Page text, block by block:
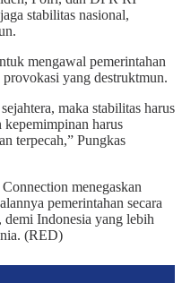
stabilitas nasional,
mengawal pemerintahan
yang destruktmun.
maka stabilitas harus
harus
terpecah,” Pungkas
menegaskan
pemerintahan secara
Indonesia yang lebih
(RED)